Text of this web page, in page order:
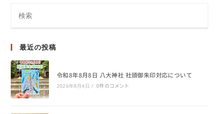
最近の投稿
令和8年8月8日 八大神社 社頭御朱印対応について
2026年8月4日 / 0件のコメント